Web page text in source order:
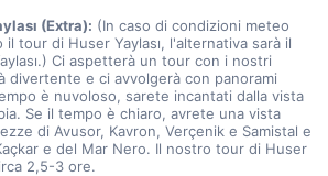
(Extra): (In caso di condizioni meteo
tour di Huser Yaylası, l'alternativa sarà il
Ci aspetterà un tour con i nostri
divertente e ci avvolgerà con panorami
è nuvoloso, sarete incantati dalla vista
Se il tempo è chiaro, avrete una vista
di Avusor, Kavron, Verçenik e Samistal e
e del Mar Nero. Il nostro tour di Huser
2,5-3 ore.